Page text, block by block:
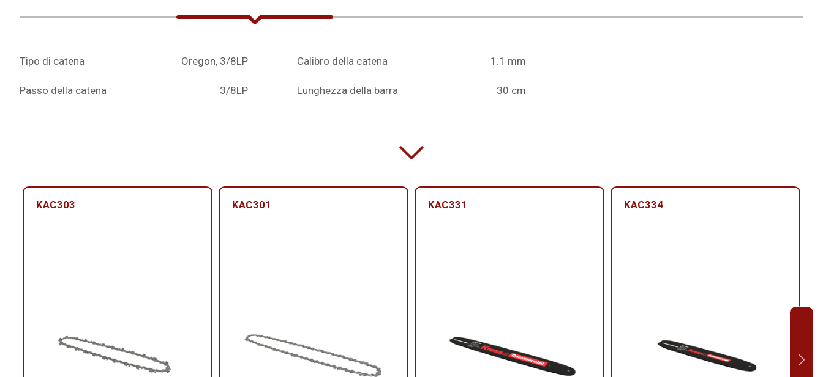
Tipo di catena Oregon, 3/8LP
Passo della catena 3/8LP
Calibro della catena 1.1 mm
Lunghezza della barra 30 cm
KAC303 KAC301 KAC331 KAC334